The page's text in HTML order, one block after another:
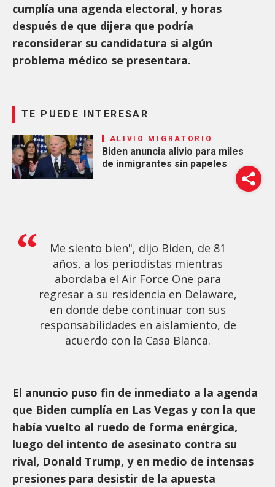
cumplía una agenda electoral, y horas
después de que dijera que podría
reconsiderar su candidatura si algún
problema médico se presentara.
TE PUEDE INTERESAR
ALIVIO MIGRATORIO
Biden anuncia alivio para miles
de inmigrantes sin papeles
Me siento bien", dijo Biden, de 81
años, a los periodistas mientras
abordaba el Air Force One para
regresar a su residencia en Delaware,
en donde debe continuar con sus
responsabilidades en aislamiento, de
acuerdo con la Casa Blanca.
El anuncio puso fin de inmediato a la agenda
que Biden cumplía en Las Vegas y con la que
había vuelto al ruedo de forma enérgica,
luego del intento de asesinato contra su
rival, Donald Trump, y en medio de intensas
presiones para desistir de la apuesta